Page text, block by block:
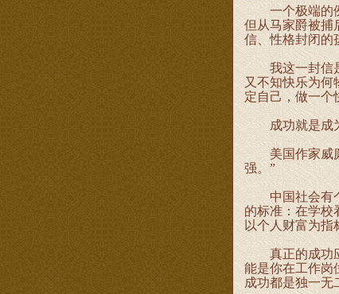
一个极端的例
但从马家爵被捕
信、性格封闭的
我这一封信是
又不知快乐为何
定自己，做一个
成功就是成为
美国作家威廉·
强。”
中国社会有个
的标准：在学校
以个人财富为
真正的成功应
能是你在工作岗
成功都是独一无